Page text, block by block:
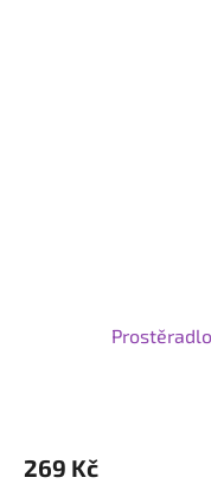
269 Kč